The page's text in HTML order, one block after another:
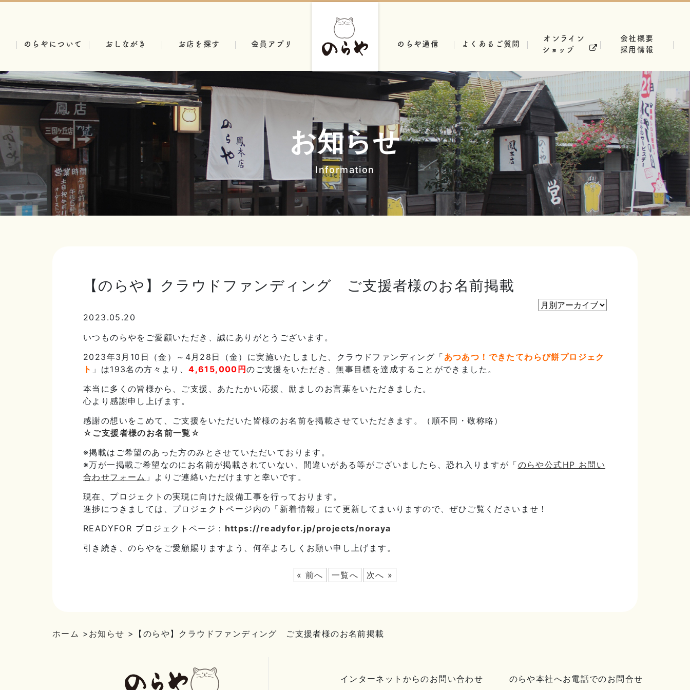
のらやについて おしながき お店を探す 会員アプリ のらや通信 よくあるご質問
オンライン
ショップ
会社概要
採用情報
お知らせ
Information
【のらや】クラウドファンディング ご支援者様のお名前掲載
2023.05.20
いつものらやをご愛顧いただき、誠にありがとうございます。
2023年3月10日（金）～4月28日（金）に実施いたしました、クラウドファンディング「 あつあつ！できたてわらび餅プロジェク
ト 」は193名の方々より、4,615,000円のご支援をいただき、無事目標を達成することができました。
本当に多くの皆様から、ご支援、あたたかい応援、励ましのお言葉をいただきました。
心より感謝申し上げます。
感謝の想いをこめて、ご支援をいただいた皆様のお名前を掲載させていただきます。（順不同・敬称略）
☆ご支援者様のお名前一覧☆
※掲載はご希望のあった方のみとさせていただいております。
※万が一掲載ご希望なのにお名前が掲載されていない、間違いがある等がございましたら、恐れ入りますが「のらや公式HP お問い
合わせフォーム 」よりご連絡いただけますと幸いです。
現在、プロジェクトの実現に向けた設備工事を行っております。
進捗につきましては、プロジェクトページ内の「新着情報」にて更新してまいりますので、ぜひご覧くださいませ！
READYFOR プロジェクトページ： https://readyfor.jp/projects/noraya
引き続き、のらやをご愛顧賜りますよう、何卒よろしくお願い申し上げます。
« 前へ 一覧へ 次へ »
ホーム > お知らせ > 【のらや】クラウドファンディング ご支援者様のお名前掲載
インターネットからのお問い合わせ のらや本社へお電話でのお問合せ